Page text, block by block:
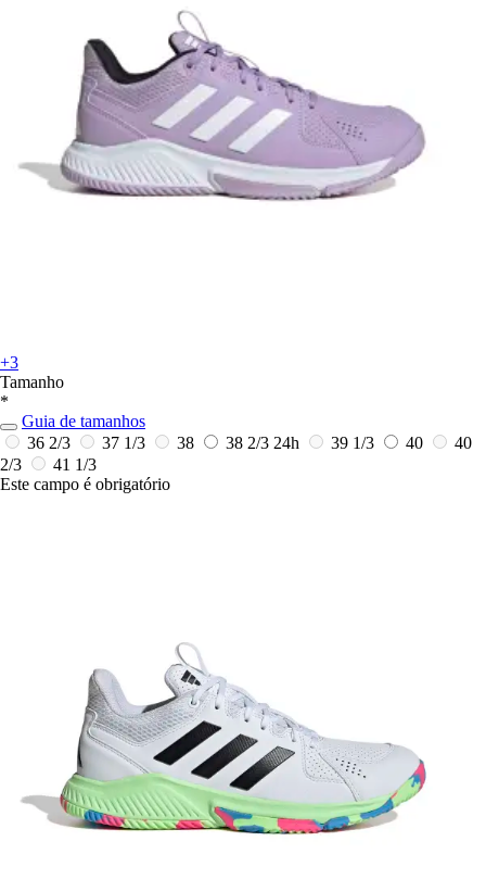
+3
Tamanho
*
Guia de tamanhos
36 2/3
37 1/3 38 38 2/3 24h 39 1/3 40
40
2/3
41 1/3
Este campo é obrigatório